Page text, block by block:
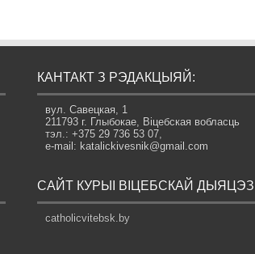
КАНТАКТ З РЭДАКЦЫЯЙ:
вул. Савецкая, 1
211793 г. Глыбокае, Віцебская вобласць
тэл.: +375 29 736 53 07,
e-mail: katalickivesnik@gmail.com
САЙТ КУРЫІ ВІЦЕБСКАЙ ДЫЯЦЭЗІІ
catholicvitebsk.by